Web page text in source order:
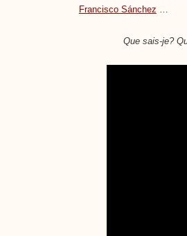
Francisco Sánchez …
Que sais-je?